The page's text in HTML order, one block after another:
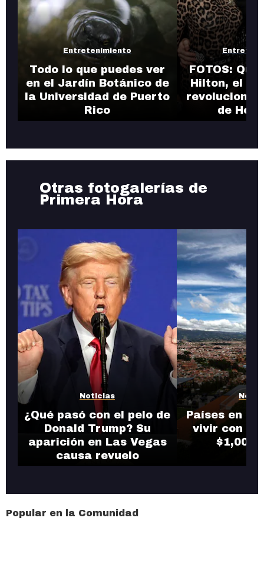
Entretenimiento
Todo lo que puedes ver
en el Jardín Botánico de
la Universidad de Puerto
Rico
FOTOS:
Hilton, el
revolucionó
de
Otras fotogalerías de
Primera Hora
Noticias
¿Qué pasó con el pelo de
Donald Trump? Su
aparición en Las Vegas
causa revuelo
Países en
vivir con
$1,000
Popular en la Comunidad